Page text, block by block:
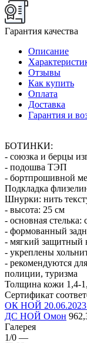
Гарантия качества
Описание
Отзывы
Как купить
Оплата
Доставка
Гарантия и
БОТИНКИ:
- союзка и берцы
- подошва ТЭП
- бортпрошивной
Подкладка
Шнурки: нить
- высота: 25 см
- основная
- формованный
- мягкий защитный
- укреплены
- рекомендуются
полиции, туризма
Толщина кожи 1,4-
Сертификат
ОК НОЙ
ДС НОЙ Омон
Галерея
1/0 —